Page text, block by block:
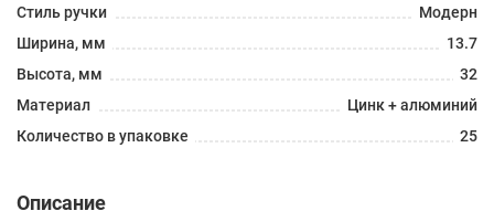
Стиль ручки
Модерн
Ширина, мм
13.7
Высота, мм
32
Материал
Цинк + алюминий
Количество в упаковке
25
Описание